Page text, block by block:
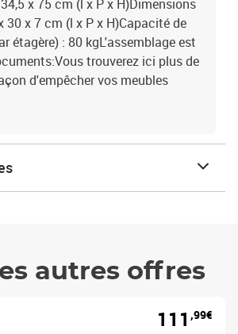
x 75 cm (l x P x H)Dimensions
30 x 7 cm (l x P x H)Capacité de
étagère) : 80 kgL'assemblage est
trouverez ici plus de
d'empêcher vos meubles
autres offres
111 ,99€